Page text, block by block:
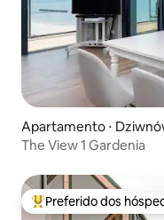
Apartamento ⋅
The View 1 Gardenia
Entre os melhores
Preferido dos